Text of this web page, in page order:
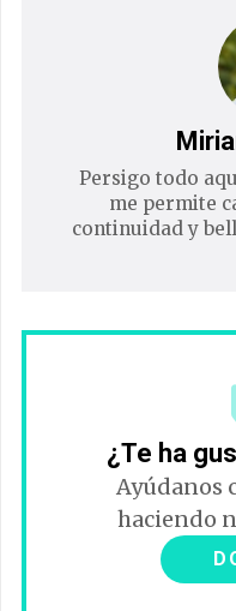
Persigo todo
me permite
continuidad y
¿Te ha
Ayúdanos
haciendo